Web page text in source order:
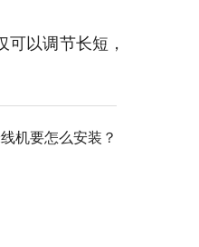
以调节长短，
机要怎么安装？